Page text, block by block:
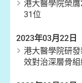
港大醫學院榮
31位
2023年03月22日
港大醫學院研
效對治深層骨